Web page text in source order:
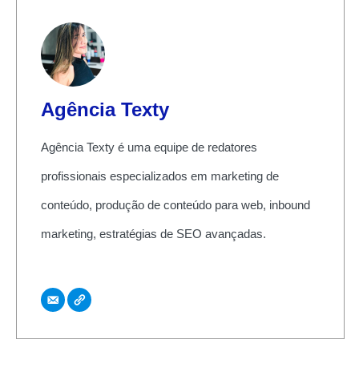
Agência Texty
Agência Texty é uma equipe de redatores
profissionais especializados em marketing de
conteúdo, produção de conteúdo para web, inbound
marketing, estratégias de SEO avançadas.